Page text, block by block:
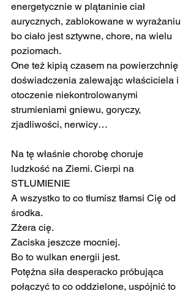
energetycznie w plątaninie ciał
aurycznych, zablokowane w wyrażaniu
bo ciało jest sztywne, chore, na wielu
poziomach.
One też kipią czasem na powierzchnię
doświadczenia zalewając właściciela i
otoczenie niekontrolowanymi
strumieniami gniewu, goryczy,
zjadliwości, nerwicy…
Na tę właśnie chorobę choruje
ludzkość na Ziemi. Cierpi na
STŁUMIENIE
A wszystko to co tłumisz tłamsi Cię od
środka.
Zżera cię.
Zaciska jeszcze mocniej.
Bo to wulkan energii jest.
Potężna siła desperacko próbująca
połączyć to co oddzielone, uspójnić to